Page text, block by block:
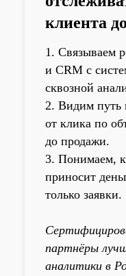
клиента
1. Связываем
и CRM с
сквозной
2. Видим путь
от клика по
до продажи.
3. Понимаем,
приносит
только заявки.
партнёры
аналитики в